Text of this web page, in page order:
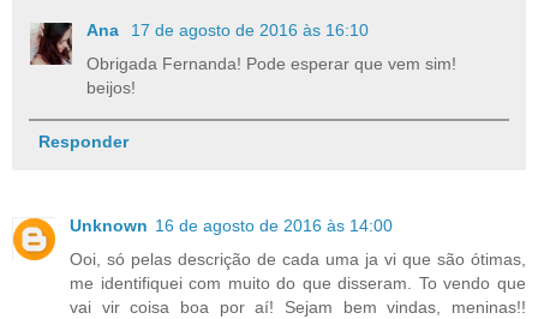
Ana
17 de agosto de 2016 às 16:10
Obrigada Fernanda! Pode esperar que vem sim!
beijos!
Responder
Unknown 16 de agosto de 2016 às 14:00
Ooi, só pelas descrição de cada uma ja vi que são ótimas,
me identifiquei com muito do que disseram. To vendo que
vai vir coisa boa por aí! Sejam bem vindas, meninas!!